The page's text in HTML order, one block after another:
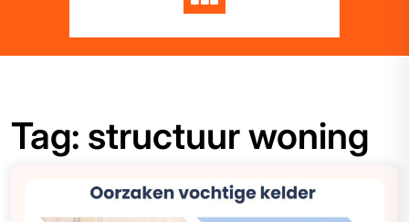
Tag: structuur woning